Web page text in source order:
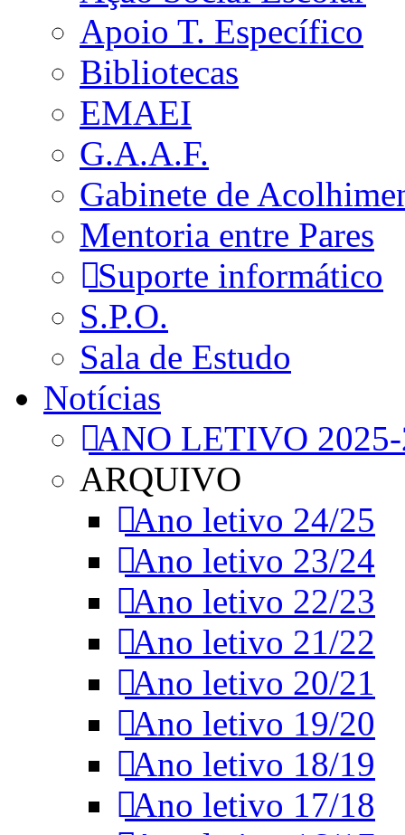
Apoio T. Específico
Bibliotecas
EMAEI
G.A.A.F.
Gabinete de
Mentoria entre Pares
Suporte informático
S.P.O.
Sala de Estudo
Notícias
ANO LETIVO
ARQUIVO
Ano letivo 24/25
Ano letivo 23/24
Ano letivo 22/23
Ano letivo 21/22
Ano letivo 20/21
Ano letivo 19/20
Ano letivo 18/19
Ano letivo 17/18